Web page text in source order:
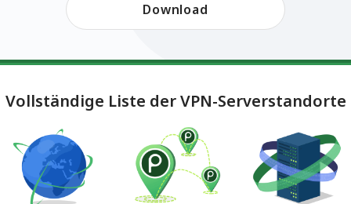
Download
Vollständige Liste der VPN-Serverstandorte